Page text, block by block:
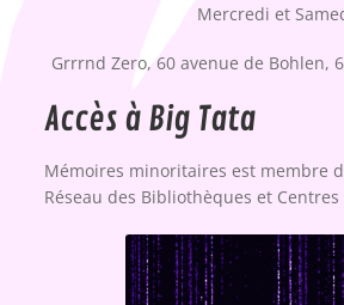
Mercredi et
Grrrnd Zero, 60 avenue de Bohlen,
Accès à Big Tata
Mémoires minoritaires est membre
Réseau des Bibliothèques et Centres